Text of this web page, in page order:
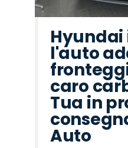
Hyundai
l'auto
caro
Tua in
Auto